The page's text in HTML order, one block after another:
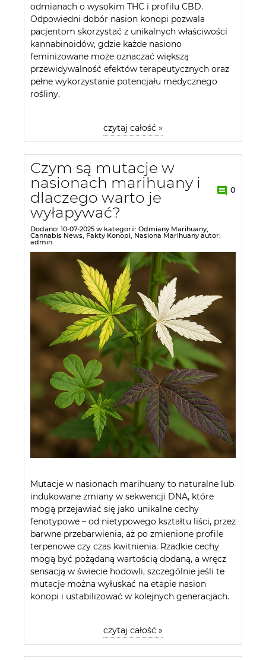
odmianach o wysokim THC i profilu CBD.
Odpowiedni dobór nasion konopi pozwala
pacjentom skorzystać z unikalnych właściwości
kannabinoidów, gdzie każde nasiono
feminizowane może oznaczać większą
przewidywalność efektów terapeutycznych oraz
pełne wykorzystanie potencjału medycznego
rośliny.
czytaj całość »
Czym są mutacje w
nasionach marihuany i
dlaczego warto je
wyłapywać?
0
Dodano: 10-07-2025 w kategorii: Odmiany Marihuany,
Cannabis News, Fakty Konopi, Nasiona Marihuany autor:
admin
Mutacje w nasionach marihuany to naturalne lub
indukowane zmiany w sekwencji DNA, które
mogą przejawiać się jako unikalne cechy
fenotypowe – od nietypowego kształtu liści, przez
barwne przebarwienia, aż po zmienione profile
terpenowe czy czas kwitnienia. Rzadkie cechy
mogą być pożądaną wartością dodaną, a wręcz
sensacją w świecie hodowli, szczególnie jeśli te
mutacje można wyłuskać na etapie nasion
konopi i ustabilizować w kolejnych generacjach.
czytaj całość »